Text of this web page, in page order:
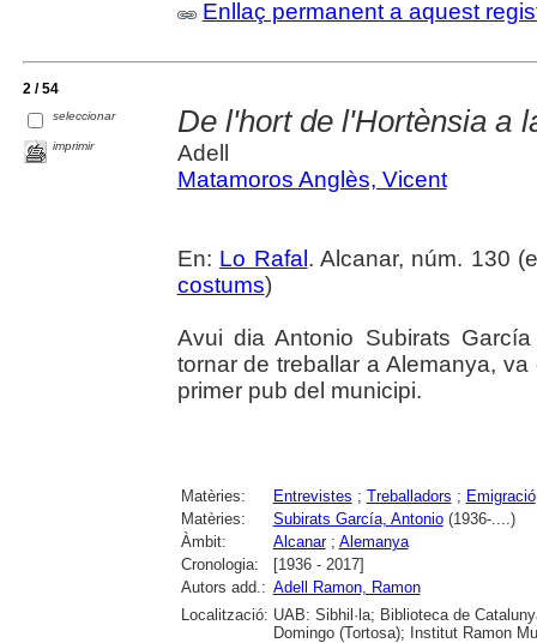
Enllaç permanent a aquest
2 / 54
seleccionar
imprimir
De l'hort de l'Hortènsia a
Adell
Matamoros Anglès, Vicent
En: Lo Rafal . Alcanar, núm. 130
costums)
Avui dia Antonio Subirats
tornar de treballar a Alemanya,
primer pub del municipi.
Matèries: Entrevistes ; Treballadors ; Emigració
Matèries:
Subirats García, Antonio(1936-....)
Àmbit:
Alcanar; Alemanya
Cronologia:
[1936 - 2017]
Autors add.: Adell Ramon, Ramon
Localització: UAB: Sibhil·la; Biblioteca de
Domingo (Tortosa); Institut Ramon